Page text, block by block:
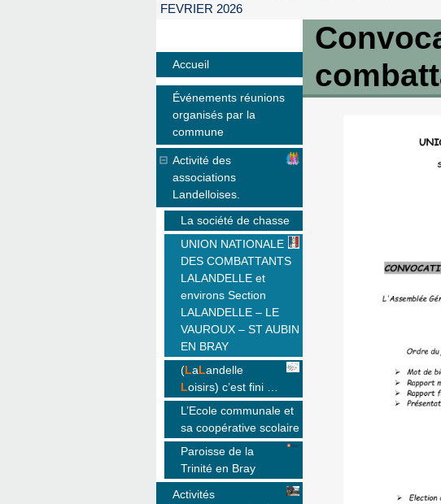
FEVRIER 2026
Accueil
Événements réunions
organisés par la
commune
Activité des
associations
Landelloises.
La société de chasse
UNION NATIONALE
DES COMBATTANTS
LALANDELLE et
environs Section
LALANDELLE – LE
VAUROUX – ST AUBIN
EN BRAY
(LaLandelle
Loisirs) c’est fini …
L’Ecole communale et
sa coopérative scolaire
Paroisse de la
Trinité en Bray
Activités